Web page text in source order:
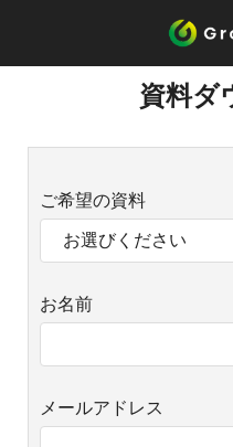
資料ダ
ご希望の資料
お名前
メールアドレス